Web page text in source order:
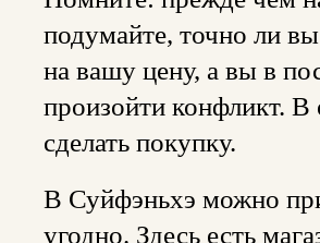
подумайте, точно ли вы
на вашу цену, а вы в
произойти конфликт.
сделать покупку.
В Суйфэньхэ можно
угодно. Здесь есть